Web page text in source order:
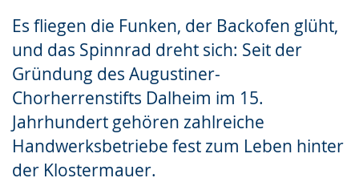
Es fliegen die Funken, der Backofen glüht,
und das Spinnrad dreht sich: Seit der
Gründung des Augustiner-
Chorherrenstifts Dalheim im 15.
Jahrhundert gehören zahlreiche
Handwerksbetriebe fest zum Leben hinter
der Klostermauer.
Gebärdensprache
wird
angezeigt.